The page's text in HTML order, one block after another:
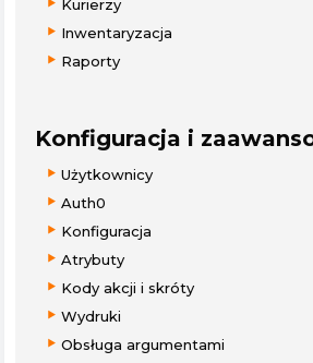
Kurierzy
Inwentaryzacja
Raporty
Konfiguracja i
Użytkownicy
Auth0
Konfiguracja
Atrybuty
Kody akcji i skróty
Wydruki
Obsługa argumentami